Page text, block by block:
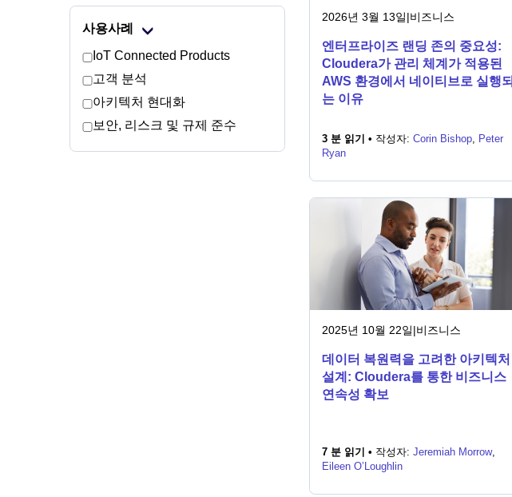
사용사례
IoT Connected Products
고객 분석
아키텍처 현대화
보안, 리스크 및 규제 준수
2026년 3월 13일|비즈니스
엔터프라이즈 랜딩 존의 중요성:
Cloudera가 관리 체계가 적용된
AWS 환경에서 네이티브로 실행되
는 이유
3 분 읽기 • 작성자: Corin Bishop, Peter
Ryan
2025년 10월 22일|비즈니스
데이터 복원력을 고려한 아키텍처
설계: Cloudera를 통한 비즈니스
연속성 확보
7 분 읽기 • 작성자: Jeremiah Morrow,
Eileen O’Loughlin